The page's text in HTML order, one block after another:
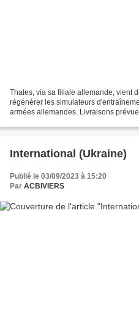
Thales, via sa filiale allemande, vient
régénérer les simulateurs
armées allemandes. Livraisons
International (Ukraine)
Publié le 03/09/2023 à 15:20
Par ACBIVIERS